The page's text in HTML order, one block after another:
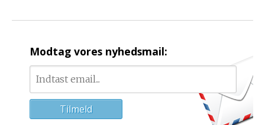
Modtag vores nyhedsmail: